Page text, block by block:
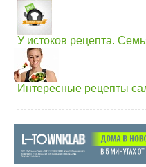
У истоков рецепта.
Интересные рецепты